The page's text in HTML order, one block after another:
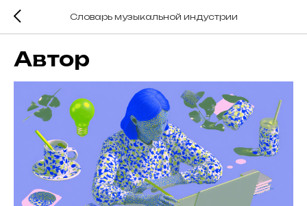
Словарь музыкальной индустрии
Автор